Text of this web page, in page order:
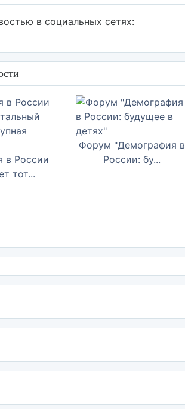
в социальных сетях:
в России
тот...
Форум "Демография в
России: бу...